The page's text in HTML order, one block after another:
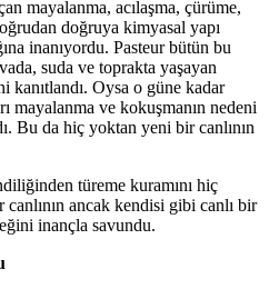
mayalanma, acılaşma, çürüme,
doğruya kimyasal yapı
inanıyordu. Pasteur bütün bu
suda ve toprakta yaşayan
Oysa o güne kadar
mayalanma ve kokuşmanın nedeni
Bu da hiç yoktan yeni bir canlının
türeme kuramını hiç
canlının ancak kendisi gibi canlı bir
inançla savundu.